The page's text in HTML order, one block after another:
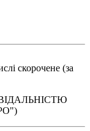
скорочене (за